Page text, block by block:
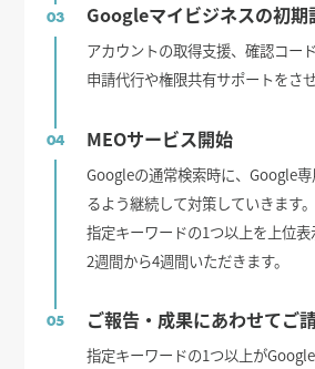
03 Googleマイビジネスの初期
アカウントの取得支援、確認コー
申請代行や権限共有サポートをさ
04 MEOサービス開始
Googleの通常検索時に、Google
るよう継続して対策していきます。
指定キーワードの1つ以上を上位
2週間から4週間いただきます。
05 ご報告・成果にあわせてご
指定キーワードの1つ以上が